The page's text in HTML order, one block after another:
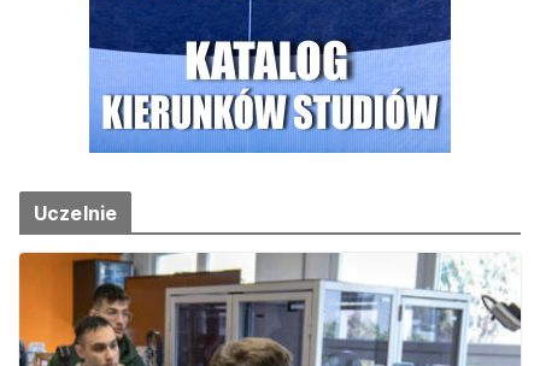
Uczelnie